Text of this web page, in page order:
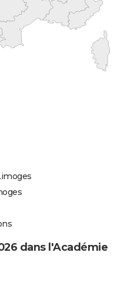
dans l'Académie